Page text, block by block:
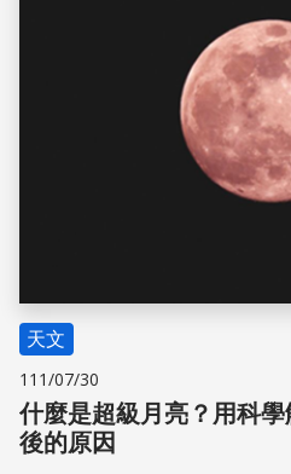
天文
111/07/30
什麼是超級月亮？用科
後的原因